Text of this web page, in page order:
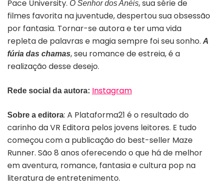
Pace University. O Senhor dos Anéis, sua série de
filmes favorita na juventude, despertou sua obsessão
por fantasia. Tornar-se autora e ter uma vida
repleta de palavras e magia sempre foi seu sonho. A
fúria das chamas, seu romance de estreia, é a
realização desse desejo.
Rede social da autora: Instagram
Sobre a editora: A Plataforma21 é o resultado do
carinho da VR Editora pelos jovens leitores. E tudo
começou com a publicação do best-seller Maze
Runner. São 8 anos oferecendo o que há de melhor
em aventura, romance, fantasia e cultura pop na
literatura de entretenimento.